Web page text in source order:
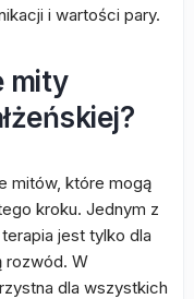
i wartości pary.
mity
mitów, które mogą
kroku. Jednym z
jest tylko dla
rozwód. W
dla wszystkich